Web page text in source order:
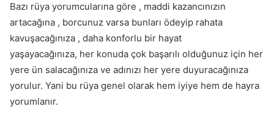
Bazı rüya yorumcularına göre , maddi kazancınızın
artacağına , borcunuz varsa bunları ödeyip rahata
kavuşacağınıza , daha konforlu bir hayat
yaşayacağınıza, her konuda çok başarılı olduğunuz için her
yere ün salacağınıza ve adınızı her yere duyuracağınıza
yorulur. Yani bu rüya genel olarak hem iyiye hem de hayra
yorumlanır.